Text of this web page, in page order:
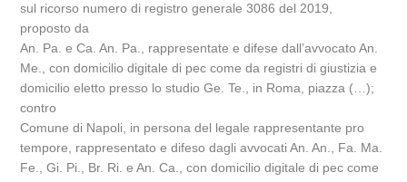
sul ricorso numero di registro generale 3086 del 2019,
proposto da
An. Pa. e Ca. An. Pa., rappresentate e difese dall’avvocato An.
Me., con domicilio digitale di pec come da registri di giustizia e
domicilio eletto presso lo studio Ge. Te., in Roma, piazza (…);
contro
Comune di Napoli, in persona del legale rappresentante pro
tempore, rappresentato e difeso dagli avvocati An. An., Fa. Ma.
Fe., Gi. Pi., Br. Ri. e An. Ca., con domicilio digitale di pec come